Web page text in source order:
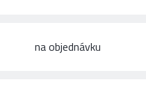
na objednávku